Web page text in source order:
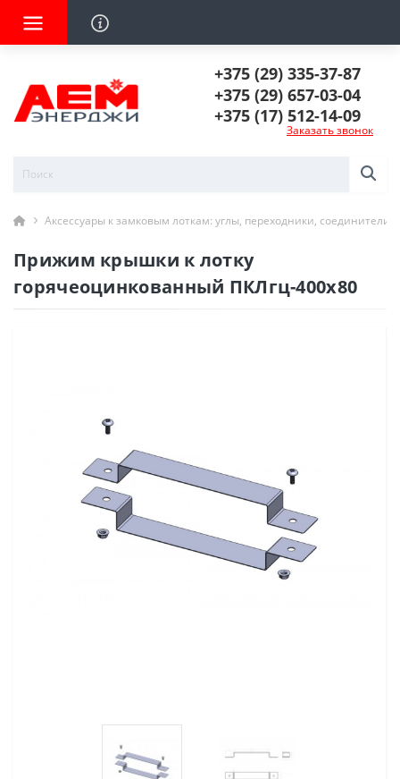
+375 (29) 335-37-87
+375 (29) 657-03-04
+375 (17) 512-14-09
Заказать звонок
Аксессуары к замковым лоткам: углы, переходники, соединители
Прижим крышки к лотку
горячеоцинкованный ПКЛгц-400х80